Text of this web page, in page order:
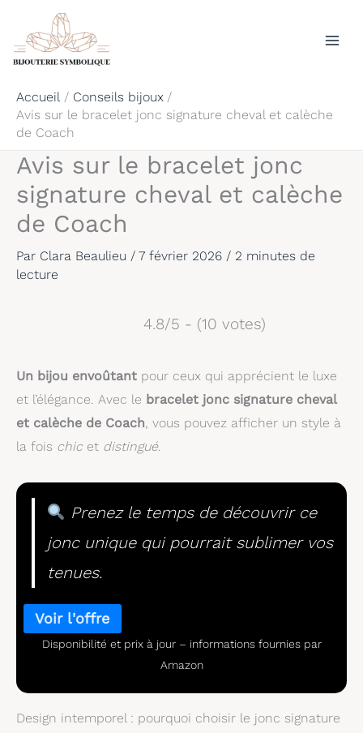
contenu
Accueil
Conseils bijoux
Avis sur le bracelet jonc signature cheval et calèche
de Coach
Avis sur le bracelet jonc
signature cheval et calèche
de Coach
Par Clara Beaulieu / 7 février 2026 / 2 minutes de
lecture
4.8/5 - (10 votes)
Un bijou envoûtant pour ceux qui apprécient le luxe
et l’élégance. Avec le bracelet jonc signature cheval
et calèche de Coach, vous pouvez afficher un style à
la fois chicet distingué.
Prenez le temps de découvrir ce
jonc unique qui pourrait sublimer vos
tenues.
Disponibilité et prix à jour – informations fournies par
Amazon
Design intemporel : pourquoi choisir le jonc signature
Rechercher